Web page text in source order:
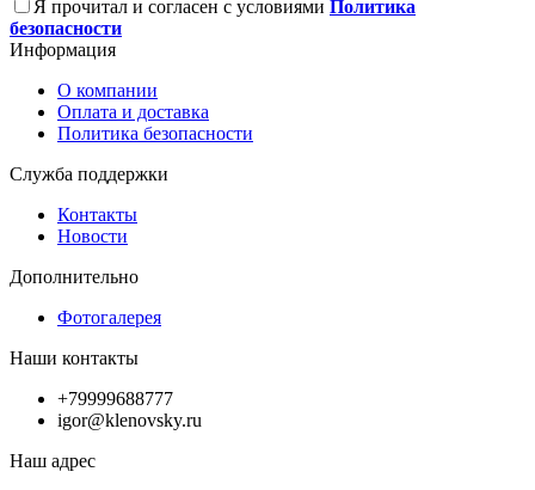
Я прочитал и согласен с условиями Политика
безопасности
Информация
О компании
Оплата и доставка
Политика безопасности
Служба поддержки
Контакты
Новости
Дополнительно
Фотогалерея
Наши контакты
+79999688777
igor@klenovsky.ru
Наш адрес